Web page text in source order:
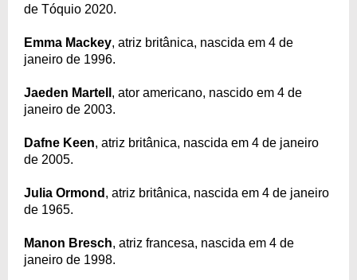
de Tóquio 2020.
Emma Mackey, atriz britânica, nascida em 4 de
janeiro de 1996.
Jaeden Martell , ator americano, nascido em 4 de
janeiro de 2003.
Dafne Keen, atriz britânica, nascida em 4 de janeiro
de 2005.
Julia Ormond , atriz britânica, nascida em 4 de janeiro
de 1965.
Manon Bresch, atriz francesa, nascida em 4 de
janeiro de 1998.